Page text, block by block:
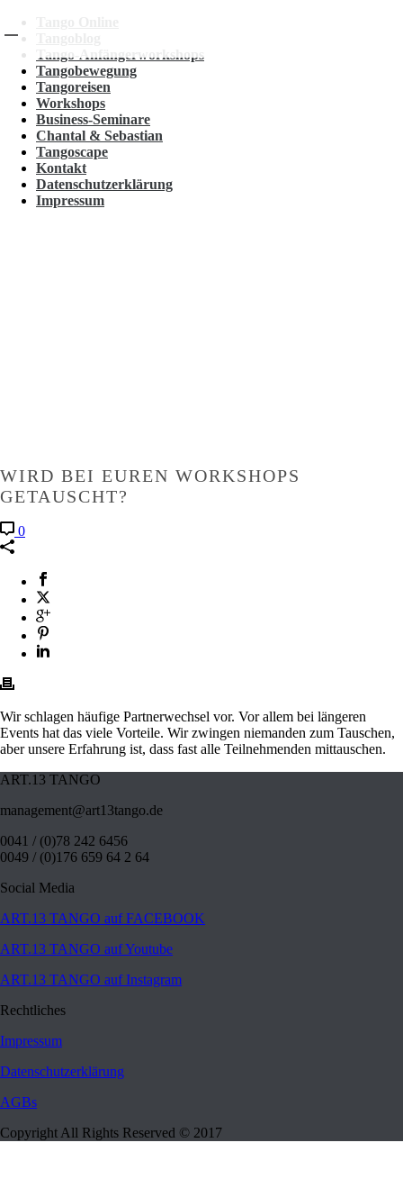
Tango-Anfängerworkshops
Tangobewegung
Tangoreisen
Workshops
Business-Seminare
Chantal & Sebastian
Tangoscape
Kontakt
Datenschutzerklärung
Impressum
WIRD BEI EUREN WORKSHOPS
GETAUSCHT?
0
Wir schlagen häufige Partnerwechsel vor. Vor allem bei längeren
Events hat das viele Vorteile. Wir zwingen niemanden zum Tauschen,
aber unsere Erfahrung ist, dass fast alle Teilnehmenden mittauschen.
ART.13 TANGO
management@art13tango.de
0041 / (0)78 242 6456
0049 / (0)176 659 64 2 64
Social Media
ART.13 TANGO auf FACEBOOK
ART.13 TANGO auf Youtube
ART.13 TANGO auf Instagram
Rechtliches
Impressum
Datenschutzerklärung
AGBs
Copyright All Rights Reserved © 2017